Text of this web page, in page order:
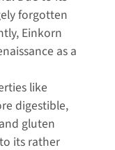
forgotten
Einkorn
as a
like
digestible,
gluten
its rather